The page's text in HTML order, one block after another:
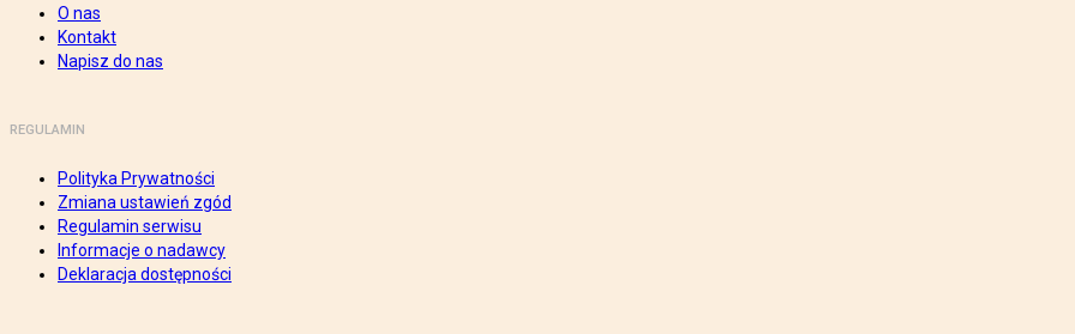
O nas
Kontakt
Napisz do nas
REGULAMIN
Polityka Prywatności
Zmiana ustawień zgód
Regulamin serwisu
Informacje o nadawcy
Deklaracja dostępności